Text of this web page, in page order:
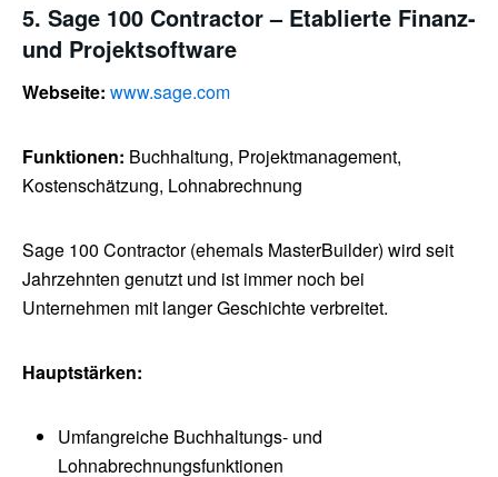
5. Sage 100 Contractor – Etablierte Finanz-
und Projektsoftware
Webseite: www.sage.com
Funktionen: Buchhaltung, Projektmanagement,
Kostenschätzung, Lohnabrechnung
Sage 100 Contractor (ehemals MasterBuilder) wird seit
Jahrzehnten genutzt und ist immer noch bei
Unternehmen mit langer Geschichte verbreitet.
Hauptstärken:
Umfangreiche Buchhaltungs- und
Lohnabrechnungsfunktionen